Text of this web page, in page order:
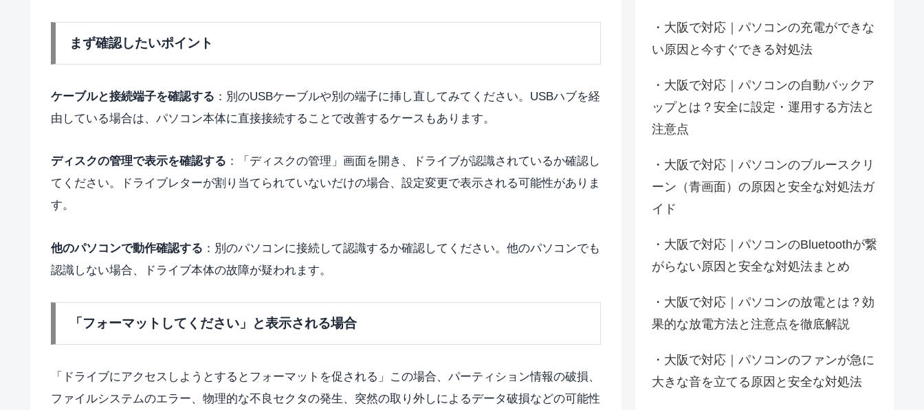
まず確認したいポイント
ケーブルと接続端子を確認する ：別のUSBケーブルや別の端子に挿し直してみてください。USBハブを経
由している場合は、パソコン本体に直接接続することで改善するケースもあります。
ディスクの管理で表示を確認する ：「ディスクの管理」画面を開き、ドライブが認識されているか確認し
てください。ドライブレターが割り当てられていないだけの場合、設定変更で表示される可能性がありま
す。
他のパソコンで動作確認する ：別のパソコンに接続して認識するか確認してください。他のパソコンでも
認識しない場合、ドライブ本体の故障が疑われます。
「フォーマットしてください」と表示される場合
「ドライブにアクセスしようとするとフォーマットを促される」この場合、パーティション情報の破損、
ファイルシステムのエラー、物理的な不良セクタの発生、突然の取り外しによるデータ破損などの可能性
大阪で対応｜パソコンの充電ができな
い原因と今すぐできる対処法
大阪で対応｜パソコンの自動バックア
ップとは？安全に設定・運用する方法と
注意点
大阪で対応｜パソコンのブルースクリ
ーン（青画面）の原因と安全な対処法ガ
イド
大阪で対応｜パソコンのBluetoothが繋
がらない原因と安全な対処法まとめ
大阪で対応｜パソコンの放電とは？効
果的な放電方法と注意点を徹底解説
大阪で対応｜パソコンのファンが急に
大きな音を立てる原因と安全な対処法